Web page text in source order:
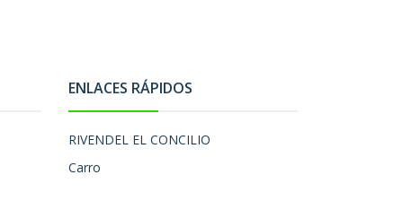
ENLACES RÁPIDOS
RIVENDEL EL CONCILIO
Carro